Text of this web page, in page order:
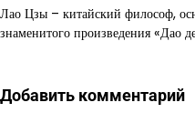
Лао Цзы – китайский философ,
знаменитого произведения «Дао
Добавить комментарий